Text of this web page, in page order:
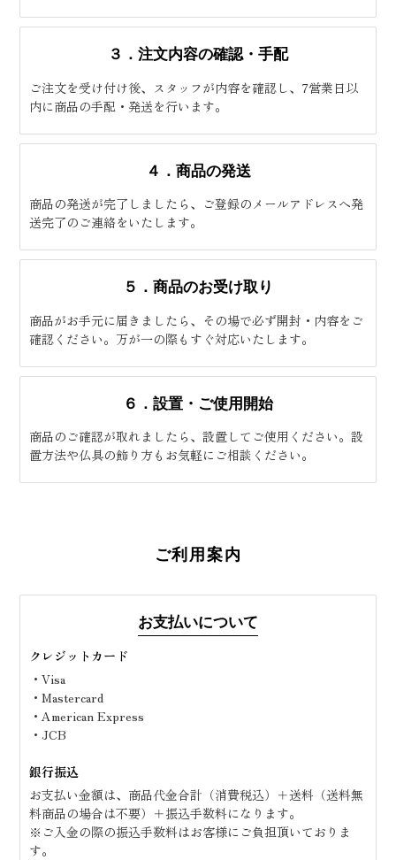
３．注文内容の確認・手配
ご注文を受け付け後、スタッフが内容を確認し、7営業日以
内に商品の手配・発送を行います。
４．商品の発送
商品の発送が完了しましたら、ご登録のメールアドレスへ発
送完了のご連絡をいたします。
５．商品のお受け取り
商品がお手元に届きましたら、その場で必ず開封・内容をご
確認ください。万が一の際もすぐ対応いたします。
６．設置・ご使用開始
商品のご確認が取れましたら、設置してご使用ください。設
置方法や仏具の飾り方もお気軽にご相談ください。
ご利用案内
お支払いについて
クレジットカード
・Visa
・Mastercard
・American Express
・JCB
銀行振込
お支払い金額は、商品代金合計（消費税込）＋送料（送料無
料商品の場合は不要）＋振込手数料になります。
※ご入金の際の振込手数料はお客様にご負担頂いておりま
す。